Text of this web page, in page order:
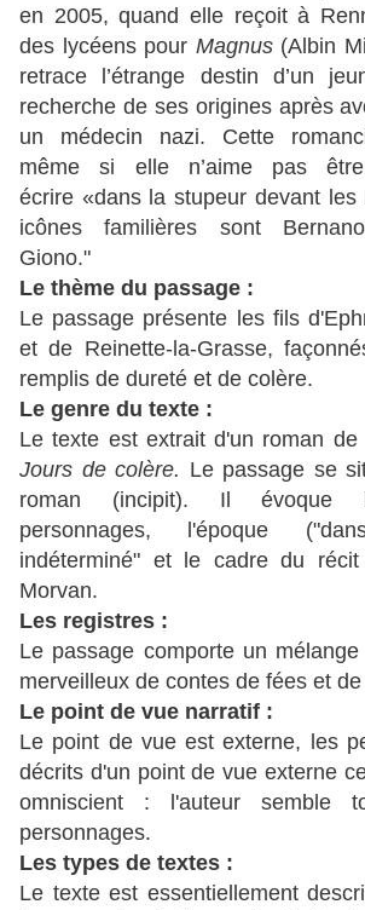
en 2005, quand elle reçoit à
des lycéens pour Magnus (Albin
retrace l’étrange destin d’un
recherche de ses origines après
un médecin nazi. Cette
même si elle n’aime pas
écrire «dans la stupeur devant les
icônes familières sont
Giono."
Le thème du passage :
Le passage présente les fils
et de Reinette-la-Grasse,
remplis de dureté et de colère.
Le genre du texte :
Le texte est extrait d'un roman de
Jours de colère. Le passage se
roman (incipit). Il évoque
personnages, l'époque
indéterminé" et le cadre du
Morvan.
Les registres :
Le passage comporte un
merveilleux de contes de fées et
Le point de vue narratif :
Le point de vue est externe, les
décrits d'un point de vue externe
omniscient : l'auteur semble
personnages.
Les types de textes :
Le texte est essentiellement